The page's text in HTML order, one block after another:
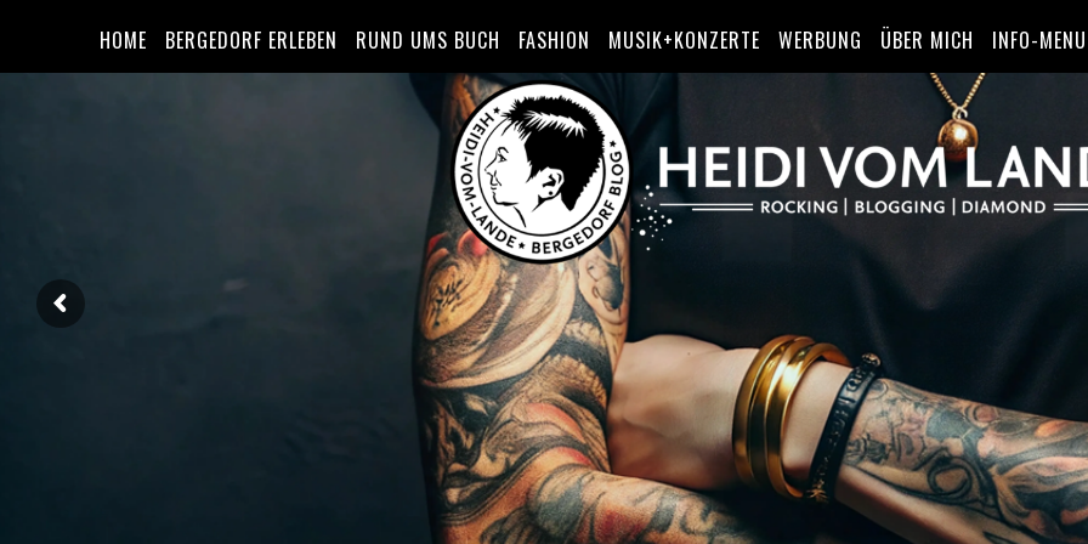
HOME BERGEDORF ERLEBEN RUND UMS BUCH FASHION MUSIK+KONZERTE WERBUNG ÜBER MICH INFO-